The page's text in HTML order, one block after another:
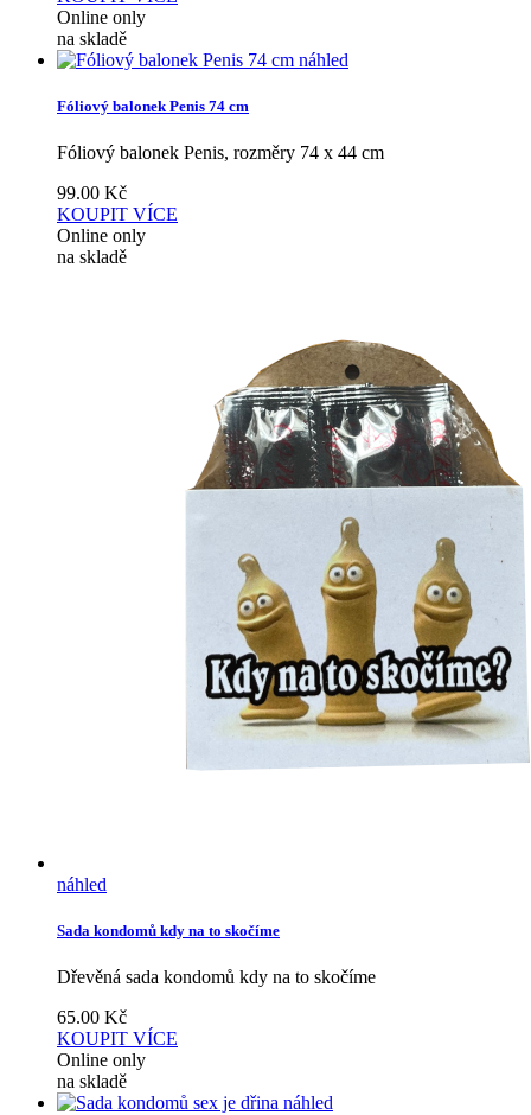
Online only
na skladě
náhled
Fóliový balonek Penis 74 cm
Fóliový balonek Penis, rozměry 74 x 44 cm
99.00 Kč
KOUPIT VÍCE
Online only
na skladě
náhled
Sada kondomů kdy na to skočíme
Dřevěná sada kondomů kdy na to skočíme
65.00 Kč
KOUPIT VÍCE
Online only
na skladě
náhled